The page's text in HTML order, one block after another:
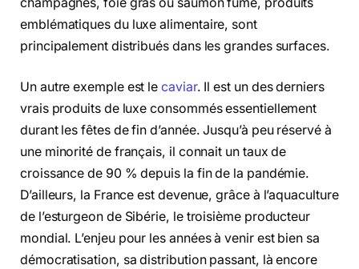
emblématiques du luxe alimentaire, sont
principalement distribués dans les grandes surfaces.
Un autre exemple est lecaviar. Il est un des derniers
vrais produits de luxe consommés essentiellement
durant les fêtes de fin d’année. Jusqu’à peu réservé à
une minorité de français, il connait un taux de
croissance de 90 % depuis la fin de la pandémie.
D’ailleurs, la France est devenue, grâce à l’aquaculture
de l’esturgeon de Sibérie, le troisième producteur
mondial. L’enjeu pour les années à venir est bien sa
démocratisation, sa distribution passant, là encore